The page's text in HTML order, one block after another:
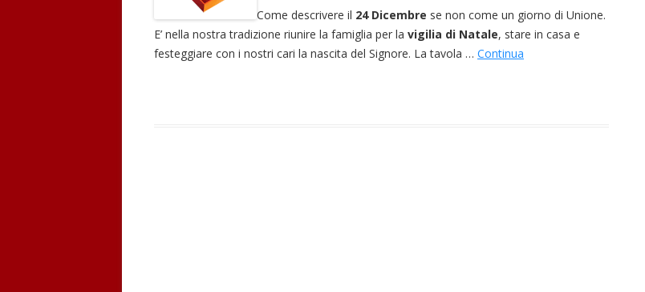
Come descrivere il 24 Dicembre se non come un giorno di Unione.
E’ nella nostra tradizione riunire la famiglia per la vigilia di Natale, stare in casa e
festeggiare con i nostri cari la nascita del Signore. La tavola … Continua